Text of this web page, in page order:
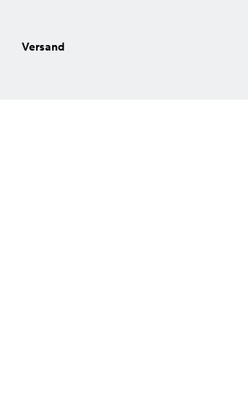
Versand